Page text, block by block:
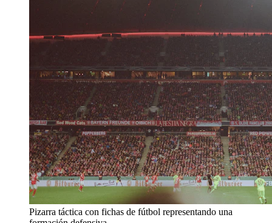
Pizarra táctica con fichas de fútbol representando una